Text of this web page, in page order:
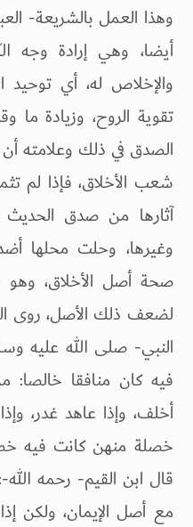
وهذا العمل بالشريعة-
أيضا، وهي إرادة وجه
والإخلاص له، أي توحيد
تقوية الروح، وزيادة ما
الصدق في ذلك وعلامته أن
شعب الأخلاق، فإذا لم
آثارها من صدق الحديث
وغيرها، وحلت محلها
صحة أصل الأخلاق، وهو
لضعف ذلك الأصل، روى
النبي- صلى الله عليه
فيه كان منافقا
أخلف، وإذا عاهد غدر،
خصلة منهن كانت فيه
قال ابن القيم- رحمه
مع أصل الإيمان، ولكن